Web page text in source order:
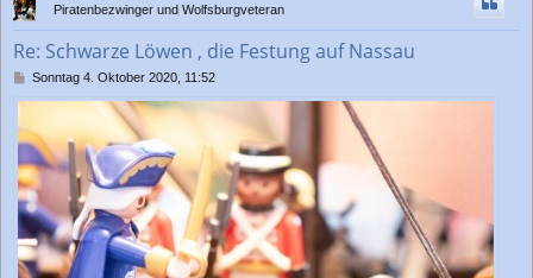
Piratenbezwinger und Wolfsburgveteran
Re: Schwarze Löwen , die Festung auf Nassau
B
t
r
a
g
Sonntag 4. Oktober 2020, 11:52